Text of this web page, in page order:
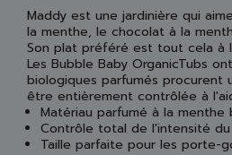
Maddy est une jardinière qui
la menthe, le chocolat à la
Son plat préféré est tout cela à
Les Bubble Baby OrganicTubs
biologiques parfumés
être entièrement contrôlée à
Matériau parfumé à la menthe
Contrôle total de l'intensité du
Taille parfaite pour les porte-